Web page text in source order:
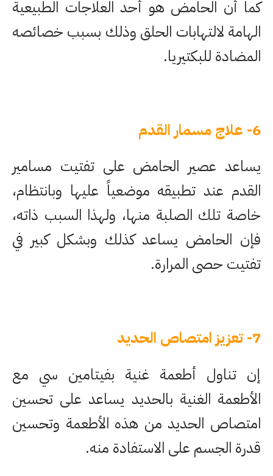
كما أن الحامض هو أحد العلاجات الطبيعية
الهامة لالتهابات الحلق وذلك بسبب خصائصه
المضادة للبكتيريا.
6- علاج مسمار القدم
يساعد عصير الحامض على تفتيت مسامير
القدم عند تطبيقه موضعياً عليها وبانتظام،
خاصة تلك الصلبة منها، ولهذا السبب ذاته،
فإن الحامض يساعد كذلك وبشكل كبير في
تفتيت حصى المرارة.
7- تعزيز امتصاص الحديد
إن تناول أطعمة غنية بفيتامين سي مع
الأطعمة الغنية بالحديد يساعد على تحسين
امتصاص الحديد من هذه الأطعمة وتحسين
قدرة الجسم على الاستفادة منه.